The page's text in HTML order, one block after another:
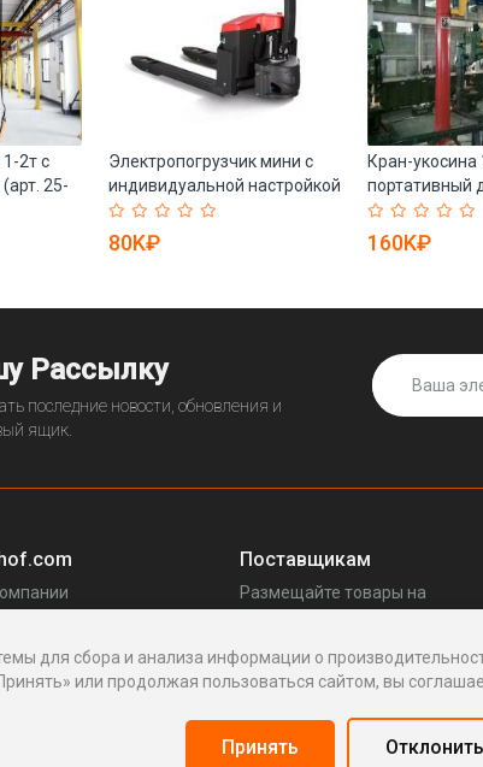
2т с
25-
Электропогрузчик мини с
индивидуальной настройкой
для стройки (арт. 25-
19081422)
80K₽
Кран-укосина
портативный
магазине
160K₽
Рассылку
последние новости, обновления и
ящик.
Поставщикам
Размещайте товары на
Как это работает
для сбора и анализа информации о
или продолжая пользоваться сайтом, вы
Принять Отклонить